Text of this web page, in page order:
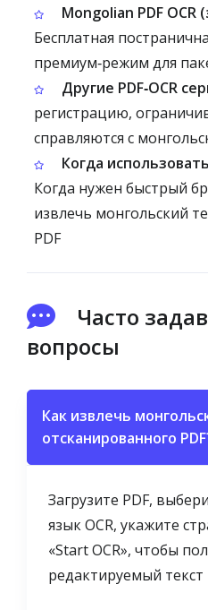
Mongolian PDF OCR
Бесплатная
премиум‑режим для
Другие PDF‑OCR
регистрацию,
справляются с
Когда
Когда нужен быстрый
извлечь монгольский
PDF
Часто
вопросы
Как извлечь
отсканированного
Загрузите PDF,
язык OCR, укажите
«Start OCR», чтобы
редактируемый текст